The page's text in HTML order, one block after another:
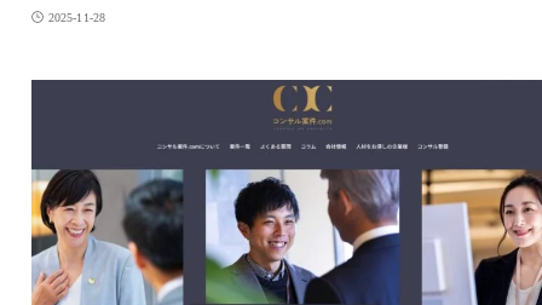
2025-11-28